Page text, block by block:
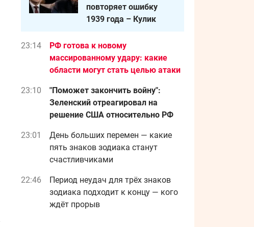
повторяет ошибку
1939 года – Кулик
23:14
РФ готова к новому
массированному удару: какие
области могут стать целью атаки
23:10
"Поможет закончить войну":
Зеленский отреагировал на
решение США относительно РФ
23:01
День больших перемен — какие
пять знаков зодиака станут
счастливчиками
22:46
Период неудач для трёх знаков
зодиака подходит к концу — кого
ждёт прорыв